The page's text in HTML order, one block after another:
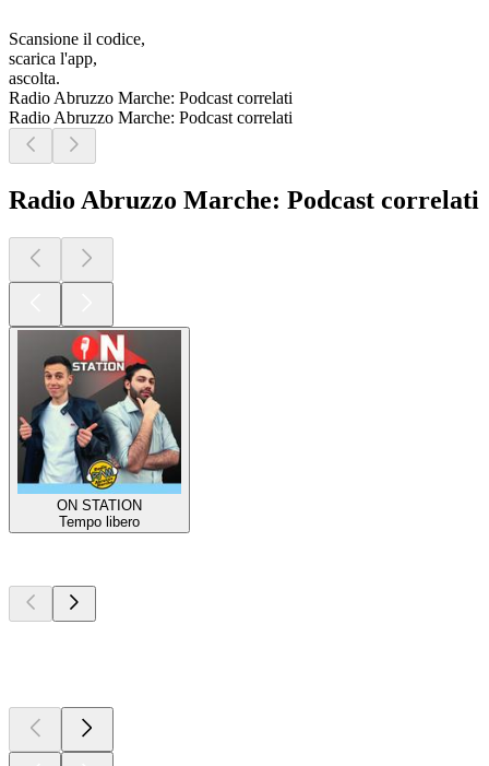
Scansione il codice,
scarica l'app,
ascolta.
Radio Abruzzo Marche: Podcast correlati
Radio Abruzzo Marche: Podcast correlati
Radio Abruzzo Marche: Podcast correlati
ON STATION
Tempo libero